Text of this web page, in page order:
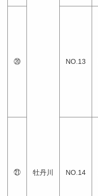
牡丹川
⑳ NO.13
㉑ NO.14